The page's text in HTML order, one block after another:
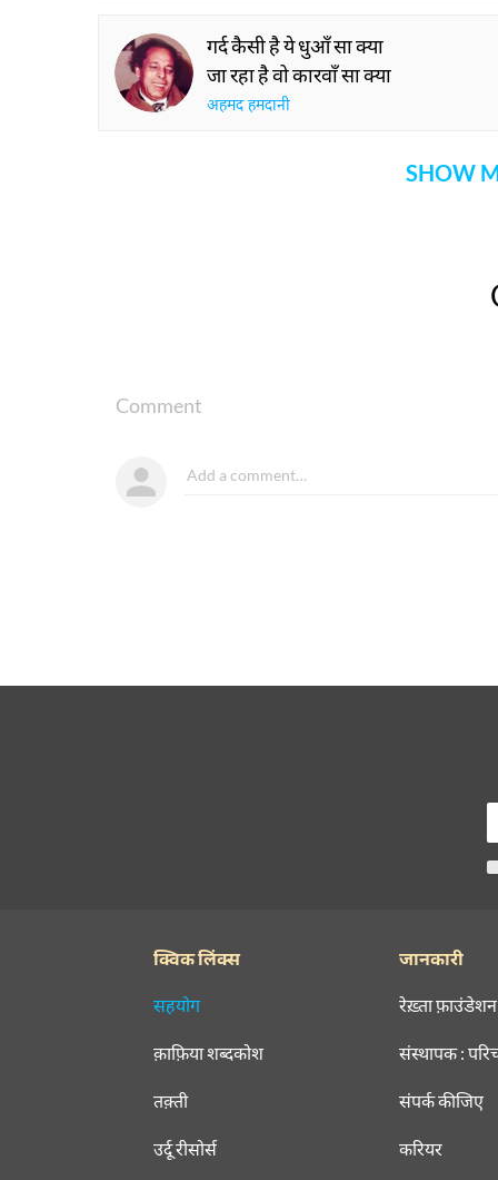
गर्द कैसी है ये धुआँ सा क्या
जा रहा है वो कारवाँ सा क्या
अहमद हमदानी
SHOW
Comment
क्विक लिंक्स
सहयोग
क़ाफ़िया शब्दकोश
तक़्ती
उर्दू रीसोर्स
जानकारी
रेख़्ता फ़ाउंडेशन
संस्थापक :
संपर्क कीजिए
करियर